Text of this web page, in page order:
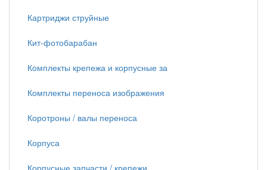
Картриджи струйные
Кит-фотобарабан
Комплекты крепежа и корпусные за
Комплекты переноса изображения
Коротроны / валы переноса
Корпуса
Корпусные запчасти / крепежи